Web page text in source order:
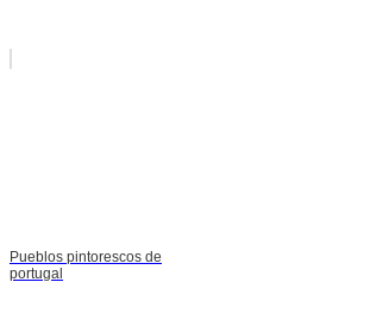
Pueblos pintorescos de
portugal